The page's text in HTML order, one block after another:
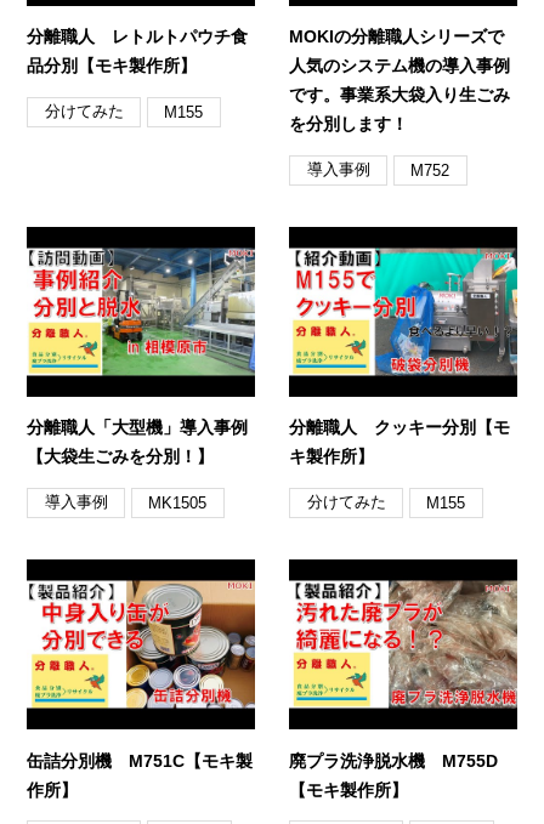
分離職人 レトルトパウチ食
品分別【モキ製作所】
分けてみた M155
MOKIの分離職人シリーズで
人気のシステム機の導入事例
です。事業系大袋入り生ごみ
を分別します！
導入事例 M752
分離職人「大型機」導入事例
【大袋生ごみを分別！】
導入事例 MK1505
分離職人 クッキー分別【モ
キ製作所】
分けてみた M155
缶詰分別機 M751C【モキ製
作所】
廃プラ洗浄脱水機 M755D
【モキ製作所】